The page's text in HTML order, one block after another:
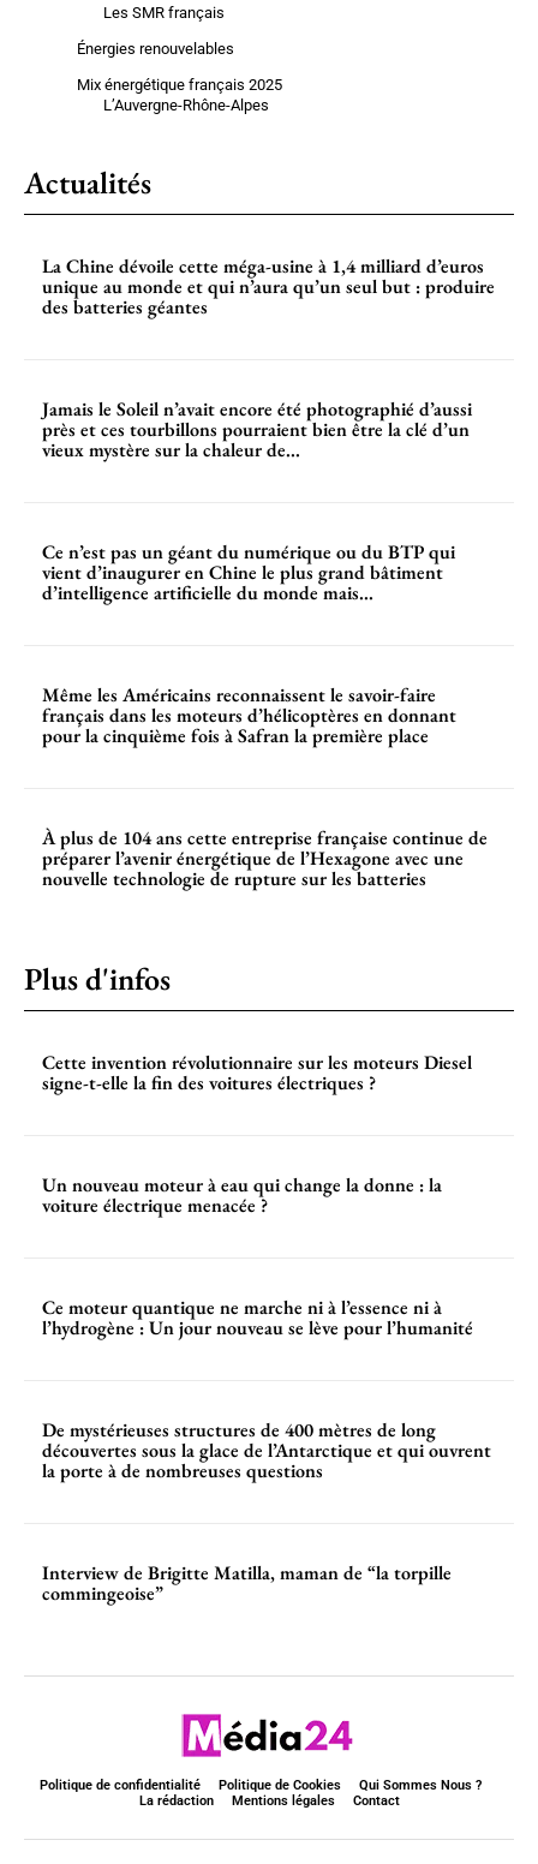
Les SMR français
Énergies renouvelables
Mix énergétique français 2025
L’Auvergne-Rhône-Alpes
Actualités
La Chine dévoile cette méga-usine à 1,4 milliard d’euros
unique au monde et qui n’aura qu’un seul but : produire
des batteries géantes
Jamais le Soleil n’avait encore été photographié d’aussi
près et ces tourbillons pourraient bien être la clé d’un
vieux mystère sur la chaleur de...
Ce n’est pas un géant du numérique ou du BTP qui
vient d’inaugurer en Chine le plus grand bâtiment
d’intelligence artificielle du monde mais...
Même les Américains reconnaissent le savoir-faire
français dans les moteurs d’hélicoptères en donnant
pour la cinquième fois à Safran la première place
À plus de 104 ans cette entreprise française continue de
préparer l’avenir énergétique de l’Hexagone avec une
nouvelle technologie de rupture sur les batteries
Plus d'infos
Cette invention révolutionnaire sur les moteurs Diesel
signe-t-elle la fin des voitures électriques ?
Un nouveau moteur à eau qui change la donne : la
voiture électrique menacée ?
Ce moteur quantique ne marche ni à l’essence ni à
l’hydrogène : Un jour nouveau se lève pour l’humanité
De mystérieuses structures de 400 mètres de long
découvertes sous la glace de l’Antarctique et qui ouvrent
la porte à de nombreuses questions
Interview de Brigitte Matilla, maman de “la torpille
commingeoise”
Politique de confidentialité Politique de Cookies
Qui Sommes Nous ?
La rédaction
Mentions légales Contact